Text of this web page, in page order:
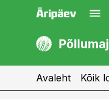
kaubandus.ee
Avaleht Kõik